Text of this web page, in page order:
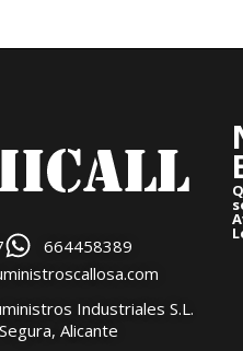
664458389
Industriales S.L.
Alicante